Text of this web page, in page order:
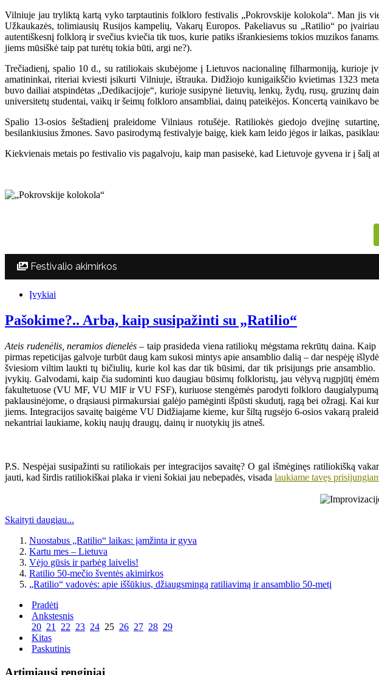
Vilniuje jau tryliktą kartą vyko tarptautinis folkloro festivalis „Pokrovskije kolokola“. Man jis
Užkaukazės, tolimiausių Rusijos kampelių, Vakarų Europos. Pakeliavus su „Ratilio“ po
autentiškesnį folklorą ir svečius kviečia tik tuos, kurie patiks išrankiesiems tokios muzikos
jiems mūsiškė taip pat turėtų tokia būti, argi ne?).
Trečiadienį, spalio 10 d., su ratiliokais skubėjome į Lietuvos nacionalinę filharmoniją,
amatininkai, riteriai kviesti įsikurti Vilniuje, ištrauka. Didžiojo kunigaikščio kvietimas 1323
buvo dailiai atspindėtas „Dedikacijoje“, kurioje susipynė lietuvių, lenkų, žydų, rusų, gruzinų
universitetų studentai, vaikų ir šeimų folkloro ansambliai, dainų pateikėjos. Koncertą vainikavo
Spalio 13-osios šeštadienį praleidome Vilniaus rotušėje. Ratiliokės giedojo dvejinę
besilankiusius žmones. Savo pasirodymą festivalyje baigę, kiek kam leido jėgos ir laikas,
Kiekvienais metais po festivalio vis pagalvoju, kaip man pasisekė, kad Lietuvoje gyvena ir į šalį
Festivalio akimirkos
Įvykiai
Pašokime?.. Arba, kaip susipažinti su „Ratilio“
Ateis rudenėlis, neramios dienelės– taip prasideda viena ratiliokų mėgstama rekrūtų daina.
pirmas repeticijas galvoje turbūt daug kam sukosi mintys apie ansamblio dalią – dar nespėję
šviesiom viltim laukti tų bičiulių, kurie kol kas dar tik būsimi, dar tik prisijungs prie
įvykių. Galvodami, kaip čia sudominti kuo daugiau būsimų folkloristų, jau vėlyvą rugpjūtį
fakultetuose (VU MF, VU MIF ir VU FSF), kuriuose stengėmės parodyti folkloro
paklausinėjome, o drąsiausi pirmakursiai galėjo pamėginti išpūsti skudutį, ragą bei ožragį. Kai
jiems. Integracijos savaitę baigėme VU Didžiajame kieme, kur šiltą rugsėjo 6-osios vakarą
nekantriai laukiame, kokių naujų draugų, dainų ir nuotykių jis atneš.
P.S. Nespėjai susipažinti su ratiliokais per integracijos savaitę? O gal išmėginęs ratiliokišką
jauti, kad širdis ratiliokiškai plaka ir vieni šokiai jau nebepadės, visada laukiame tavęs
Skaityti daugiau...
Nuostabus „Ratilio“ laikas: įamžinta ir gyva
Kartu mes – Lietuva
Vėjo gūsis ir parbėg laivelis!
Ratilio 50-mečio šventės akimirkos
„Ratilio“ vadovės: apie iššūkius, džiaugsmingą ratiliavimą ir ansamblio 50-metį
Pradėti
Ankstesnis
20 21 22 23 24 25 26 27 28 29
Kitas
Paskutinis
Artimiausi renginiai